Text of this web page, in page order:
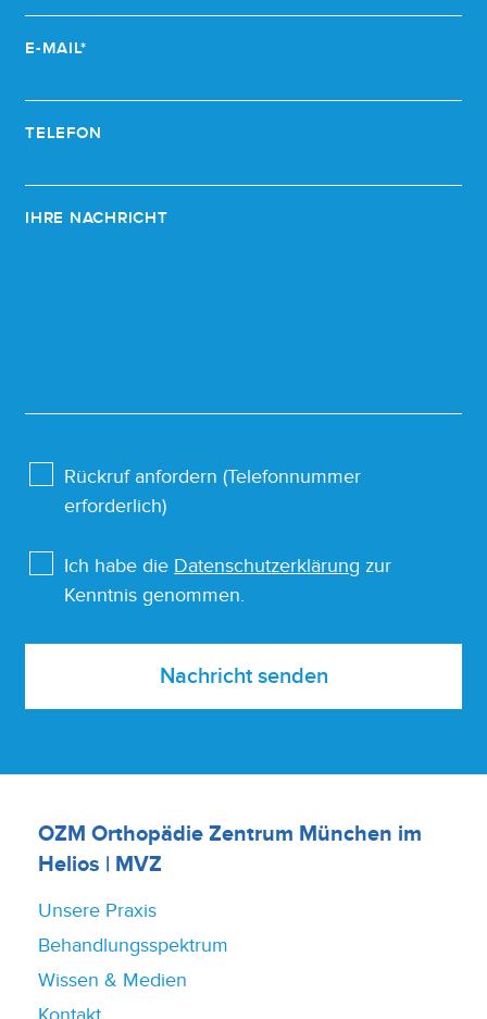
E-MAIL*
TELEFON
IHRE NACHRICHT
Rückruf anfordern (Telefonnummer
erforderlich)
Ich habe die Datenschutzerklärung zur
Kenntnis genommen.
Nachricht senden
OZM Orthopädie Zentrum München im
Helios | MVZ
Unsere Praxis
Behandlungsspektrum
Wissen & Medien